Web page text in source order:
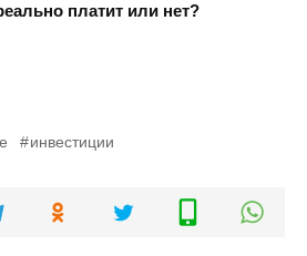
платит или нет?
инвестиции